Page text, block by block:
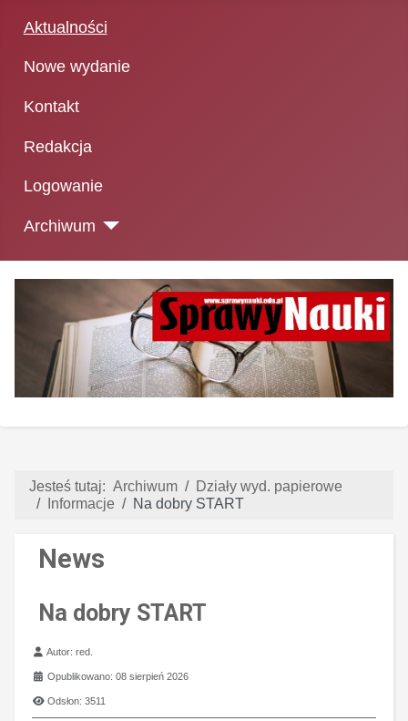
Aktualności
Nowe wydanie
Kontakt
Redakcja
Logowanie
Archiwum
Jesteś tutaj: Archiwum
Działy wyd. papierowe
Informacje
Na dobry START
News
Na dobry START
Szczegóły
Autor:red.
Opublikowano: 08 sierpień 2026
Odsłon: 3511